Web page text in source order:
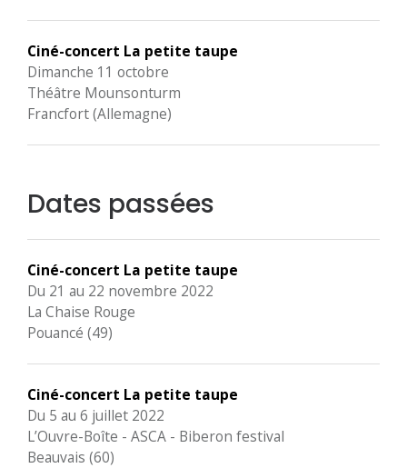
Ciné-concert La petite taupe
Dimanche 11 octobre
Théâtre Mounsonturm
Francfort (Allemagne)
Dates passées
Ciné-concert La petite taupe
Du 21 au 22 novembre 2022
La Chaise Rouge
Pouancé (49)
Ciné-concert La petite taupe
Du 5 au 6 juillet 2022
L’Ouvre-Boîte - ASCA - Biberon festival
Beauvais (60)